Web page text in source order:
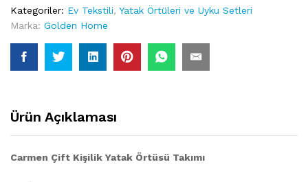
Kategoriler: Ev Tekstili, Yatak Örtüleri ve Uyku Setleri
Marka: Golden Home
Ürün Açıklaması
Carmen Çift Kişilik Yatak Örtüsü Takımı